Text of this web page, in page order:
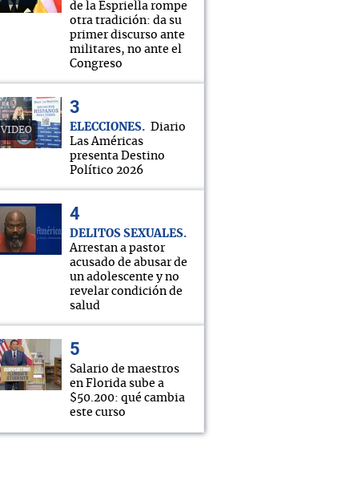
de la Espriella rompe
otra tradición: da su
primer discurso ante
militares, no ante el
Congreso
VIDEO ELECCIONES
Diario
Las Américas
presenta Destino
Político 2026
DELITOS SEXUALES
Arrestan a pastor
acusado de abusar de
un adolescente y no
revelar condición de
salud
Salario de maestros
en Florida sube a
$50.200: qué cambia
este curso